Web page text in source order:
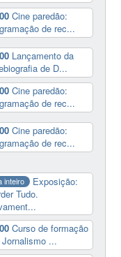
Cine paredão:
de rec...
Lançamento da
de D...
Cine paredão:
de rec...
Cine paredão:
de rec...
inteiro
Exposição:
Tudo.
Curso de formação
...